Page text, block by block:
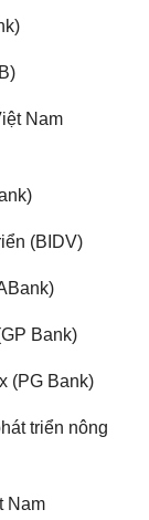
Nam
(BIDV)
Bank)
(PG Bank)
triển nông
Nam